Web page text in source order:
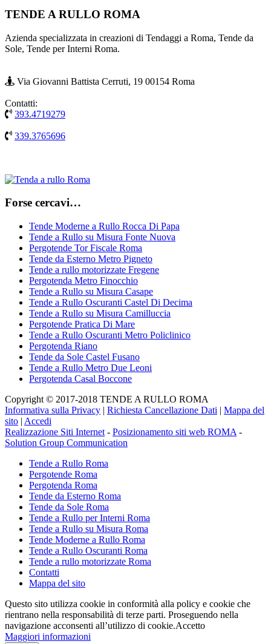
Footer
TENDE A RULLO ROMA
Azienda specializzata in creazioni di Tendaggi a Roma, Tende da
Sole, Tende per Interni Roma.
Via Giovanni Battista Cerruti, 19 00154 Roma
Contatti:
393.4719279
339.3765696
Forse cercavi…
Tende Moderne a Rullo Rocca Di Papa
Tende a Rullo su Misura Fonte Nuova
Pergotende Tor Fiscale Roma
Tende da Esterno Metro Pigneto
Tende a rullo motorizzate Fregene
Pergotenda Metro Finocchio
Tende a Rullo su Misura Casape
Tende a Rullo Oscuranti Castel Di Decima
Tende a Rullo su Misura Camilluccia
Pergotende Pratica Di Mare
Tende a Rullo Oscuranti Metro Policlinico
Pergotenda Riano
Tende da Sole Castel Fusano
Tende a Rullo Metro Due Leoni
Pergotenda Casal Boccone
Copyright © 2017-2018 TENDE A RULLO ROMA
Informativa sulla Privacy | Richiesta Cancellazione Dati | Mappa del
sito | Accedi
Realizzazione Siti Internet - Posizionamento siti web ROMA -
Solution Group Communication
Tende a Rullo Roma
Pergotende Roma
Pergotenda Roma
Tende da Esterno Roma
Tende da Sole Roma
Tende a Rullo per Interni Roma
Tende a Rullo su Misura Roma
Tende Moderne a Rullo Roma
Tende a Rullo Oscuranti Roma
Tende a rullo motorizzate Roma
Contatti
Mappa del sito
Questo sito utilizza cookie in conformità alla policy e cookie che
rientrano nella responsabilità di terze parti. Proseguendo nella
navigazione acconsenti all’utilizzo di cookie.Accetto
Maggiori informazioni